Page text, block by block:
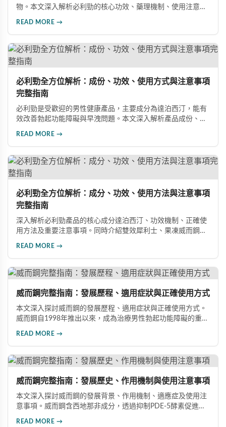
物。本文深入解析必利勁的核心功效、藥理機制、使用注意事
READ MORE →
必利勁全方位解析：成份、功效、使用方式與注意事項
完整指南
必利勁是受歡迎的男性健康產品，主要成分為達泊西汀，能有
效改善勃起功能障礙與早洩問題。本文深入解析產品成份、功
READ MORE →
必利勁全方位解析：成分、功效、使用方法與注意事項
完整指南
深入解析必利勁產品的核心成分達泊西汀、功效機制、正確使
用方法及重要注意事項。同時介紹雙效犀利士、果凍威而鋼雙
READ MORE →
威而鋼完整指南：發展歷程、適用症狀與正確使用方式
本文深入探討威而鋼的發展歷程、適用症狀與正確使用方式。
威而鋼自1998年推出以來，成為治療男性勃起功能障礙的重要
READ MORE →
威而鋼完整指南：發展歷史、作用機制與使用注意事項
本文深入探討威而鋼的發展背景、作用機制、適應症及使用注
意事項。威而鋼含西地那非成分，透過抑制PDE-5酵素促進血
READ MORE →